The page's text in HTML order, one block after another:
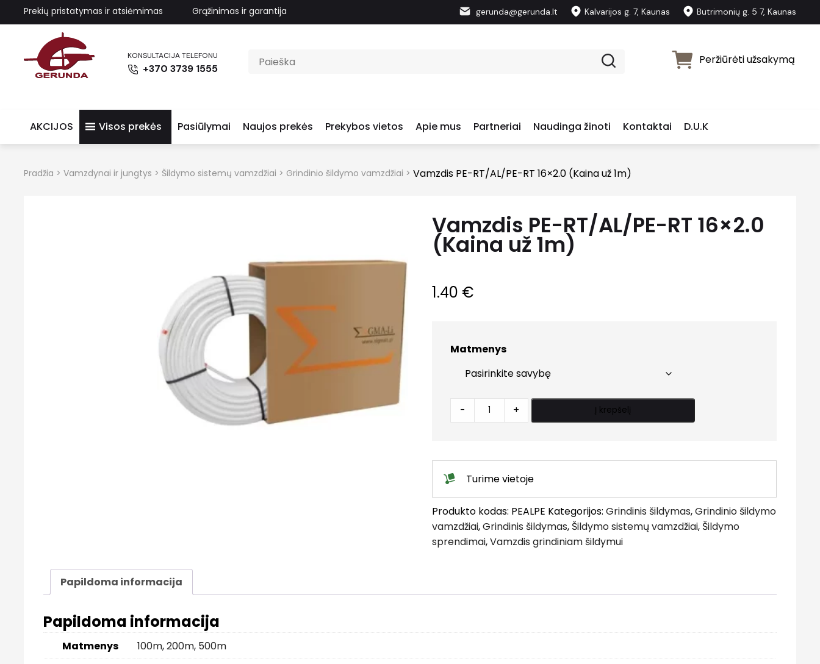
Prekių pristatymas ir atsiėmimas Grąžinimas ir garantija gerunda@gerunda.lt Kalvarijos g. 7, Kaunas Butrimonių g. 5 7, Kaunas
KONSULTACIJA TELEFONU
+370 3739 1555
Peržiūrėti užsakymą
AKCIJOS Visos prekės Pasiūlymai Naujos prekės Prekybos vietos Apie mus Partneriai Naudinga žinoti Kontaktai D.U.K
Pradžia > Vamzdynai ir jungtys > Šildymo sistemų vamzdžiai > Grindinio šildymo vamzdžiai > Vamzdis PE-RT/AL/PE-RT 16×2.0 (Kaina už 1m)
Vamzdis PE-RT/AL/PE-RT 16×2.0
(Kaina už 1m)
1.40 €
Matmenys
Vamzdis
PE-
(Kaina
už
1m)
quantity
- + Į krepšelį
Turime vietoje
Produkto kodas: PEALPE Kategorijos:Grindinis šildymas,Grindinio šildymo
vamzdžiai,Grindinis šildymas, Šildymo sistemų vamzdžiai, Šildymo
sprendimai,Vamzdis grindiniam šildymui
Papildoma informacija
Papildoma informacija
Matmenys 100m,200m, 500m